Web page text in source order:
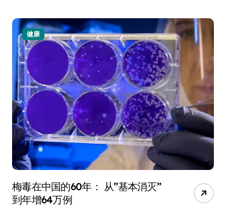
健康
梅毒在中国的60年： 从”基本消灭”
到年增64万例